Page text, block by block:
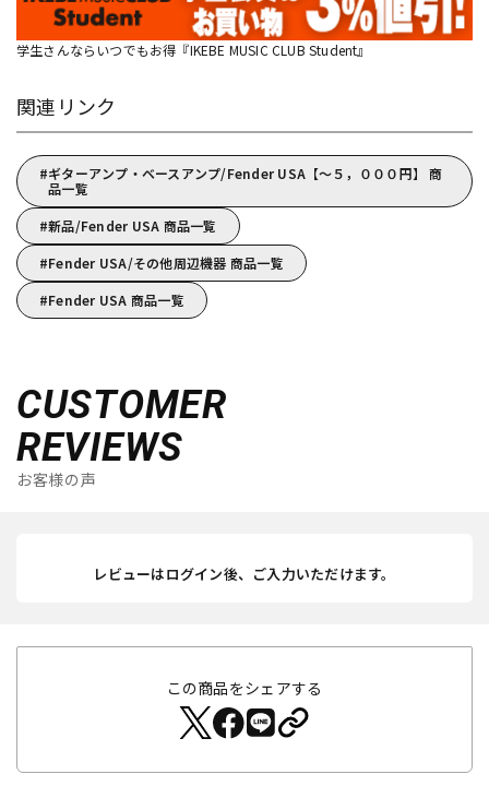
学生さんならいつでもお得『IKEBE MUSIC CLUB Student』
関連リンク
ギターアンプ・ベースアンプ/Fender USA【～５，０００円】 商
品一覧
新品/Fender USA 商品一覧
Fender USA/その他周辺機器 商品一覧
Fender USA 商品一覧
CUSTOMER
REVIEWS
お客様の声
レビューはログイン後、ご入力いただけます。
この商品をシェアする